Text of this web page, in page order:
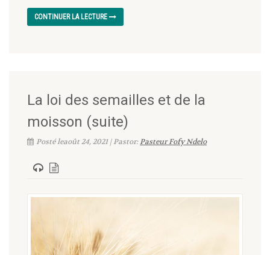
CONTINUER LA LECTURE
La loi des semailles et de la
moisson (suite)
Posté leaoût 24, 2021 | Pastor:Pasteur Fofy Ndelo